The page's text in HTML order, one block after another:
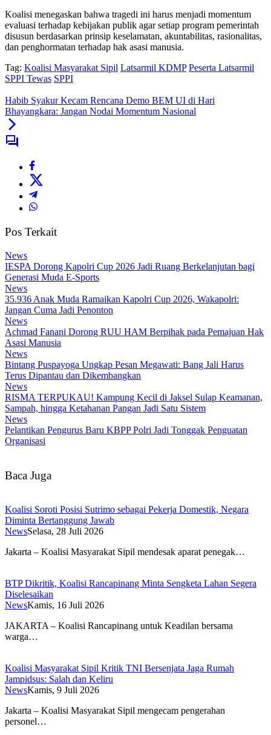
Koalisi menegaskan bahwa tragedi ini harus menjadi momentum
evaluasi terhadap kebijakan publik agar setiap program pemerintah
disusun berdasarkan prinsip keselamatan, akuntabilitas, rasionalitas,
dan penghormatan terhadap hak asasi manusia.
Tag: Koalisi Masyarakat Sipil Latsarmil KDMP Peserta Latsarmil
SPPI Tewas SPPI
Habib Syakur Kecam Rencana Demo BEM UI di Hari
Bhayangkara: Jangan Nodai Momentum Nasional
Pos Terkait
News
IESPA Dorong Kapolri Cup 2026 Jadi Ruang Berkelanjutan bagi
Generasi Muda E-Sports
News
35.936 Anak Muda Ramaikan Kapolri Cup 2026, Wakapolri:
Jangan Cuma Jadi Penonton
News
Achmad Fanani Dorong RUU HAM Berpihak pada Pemajuan Hak
Asasi Manusia
News
Bintang Puspayoga Ungkap Pesan Megawati: Bang Jali Harus
Terus Dipantau dan Dikembangkan
News
RISMA TERPUKAU! Kampung Kecil di Jaksel Sulap Keamanan,
Sampah, hingga Ketahanan Pangan Jadi Satu Sistem
News
Pelantikan Pengurus Baru KBPP Polri Jadi Tonggak Penguatan
Organisasi
Baca Juga
Koalisi Soroti Posisi Sutrimo sebagai Pekerja Domestik, Negara
Diminta Bertanggung Jawab
NewsSelasa, 28 Juli 2026
Jakarta – Koalisi Masyarakat Sipil mendesak aparat penegak…
BTP Dikritik, Koalisi Rancapinang Minta Sengketa Lahan Segera
Diselesaikan
NewsKamis, 16 Juli 2026
JAKARTA – Koalisi Rancapinang untuk Keadilan bersama
warga…
Koalisi Masyarakat Sipil Kritik TNI Bersenjata Jaga Rumah
Jampidsus: Salah dan Keliru
NewsKamis, 9 Juli 2026
Jakarta – Koalisi Masyarakat Sipil mengecam pengerahan
personel…